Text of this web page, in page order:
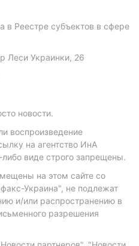
в Реестре субъектов в сфере
Леси Украинки, 26
новости.
воспроизведение
на агентство ИнА
либо виде строго запрещены.
на этом сайте со
Украина", не подлежат
и/или распространению в
разрешения